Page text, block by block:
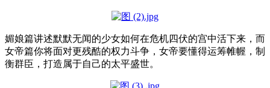
媚娘篇讲述默默无闻的少女如何在危机四伏的宫中活下来，而
女帝篇你将面对更残酷的权力斗争，女帝要懂得运筹帷幄，制
衡群臣，打造属于自己的太平盛世。